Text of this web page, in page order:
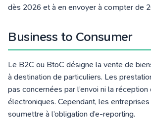
dès 2026 et à en envoyer à compter de
Business to Consumer
Le B2C ou BtoC désigne la vente de
à destination de particuliers. Les
pas concernées par l’envoi ni la
électroniques. Cependant, les
soumettre à l’obligation d’e-reporting.